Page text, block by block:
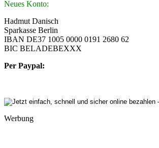
Neues Konto:
Hadmut Danisch
Sparkasse Berlin
IBAN DE37 1005 0000 0191 2680 62
BIC BELADEBEXXX
Per Paypal:
Werbung